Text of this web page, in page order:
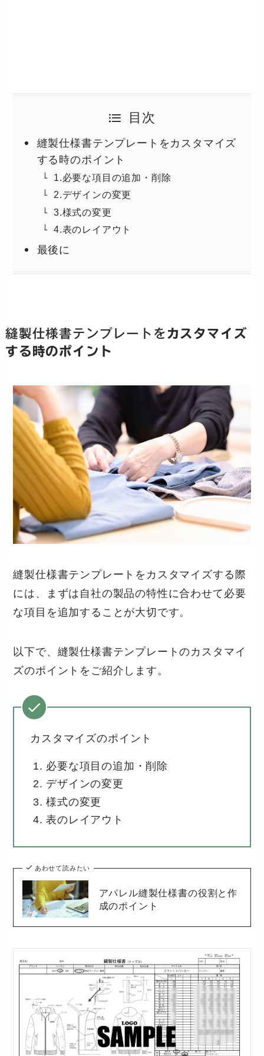
目次
縫製仕様書テンプレートをカスタマイズ
する時のポイント
1.必要な項目の追加・削除
2.デザインの変更
3.様式の変更
4.表のレイアウト
最後に
縫製仕様書テンプレートを カスタマイズ
する時のポイント
縫製仕様書テンプレートをカスタマイズする際
には、まずは自社の製品の特性に合わせて必要
な項目を追加することが大切です。
以下で、縫製仕様書テンプレートのカスタマイ
ズのポイントをご紹介します。
カスタマイズのポイント
必要な項目の追加・削除
デザインの変更
様式の変更
表のレイアウト
あわせて読みたい
アパレル縫製仕様書の役割と作
成のポイント